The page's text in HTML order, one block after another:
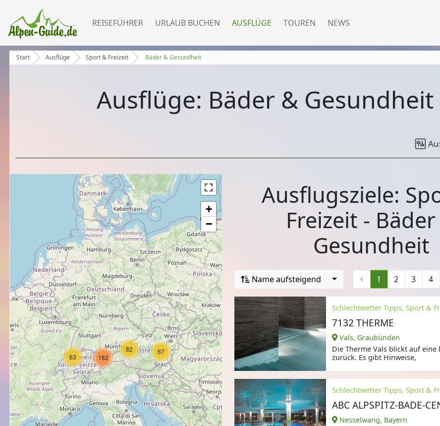
REISEFÜHRER URLAUB BUCHEN AUSFLÜGE TOUREN NEWS
Start Ausflüge Sport & Freizeit Bäder & Gesundheit
Ausflüge: Bäder & Gesundheit
63 182
67
82
+
−
Ausflugsziele:
Freizeit -
Gesundheit
Name aufsteigend 1 2 3 4
Schlechtwetter Tipps, Sport &
7132 THERME
Vals, Graubünden
Die Therme Vals blickt auf eine
zurück. Es gibt Hinweise,
Schlechtwetter Tipps, Sport &
ABC ALPSPITZ-BADE-
Nesselwang, Bayern